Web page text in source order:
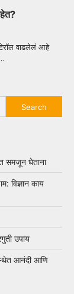
वाढलेलं आहे
Search
समजून घेताना
विज्ञान काय
उपाय
आनंदी आणि